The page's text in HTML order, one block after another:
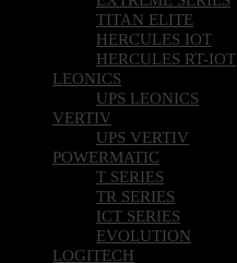
TITAN ELITE
HERCULES IOT
HERCULES RT-IOT
LEONICS
UPS LEONICS
VERTIV
UPS VERTIV
POWERMATIC
T SERIES
TR SERIES
ICT SERIES
EVOLUTION
LOGITECH